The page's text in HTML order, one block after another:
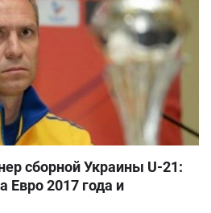
сборной Украины U-21:
Евро 2017 года и